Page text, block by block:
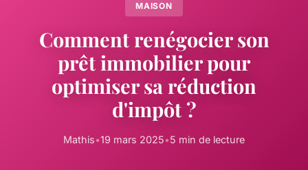
MAISON
Comment renégocier son
prêt immobilier pour
optimiser sa réduction
d'impôt ?
Mathis•19 mars 2025•5 min de lecture